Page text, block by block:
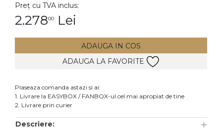
Inele
Cercei
Bratari
Lanturi
Pandantive
Accesorii
Preț cu TVA inclus:
2.27800 Lei
ADAUGA IN COS
ADAUGA LA FAVORITE
Plaseaza comanda astazi si ai:
1. Livrare la EASYBOX / FANBOX-ul cel mai apropiat de tine
2. Livrare prin curier
Descriere: